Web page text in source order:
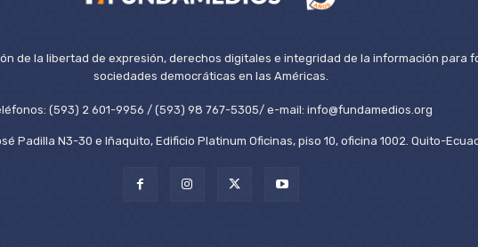
de la libertad de expresión, derechos digitales e integridad de la información para
sociedades democráticas en las Américas.
(593) 2 601-9956 / (593) 98 767-5305/ e-mail: info@fundamedios.org
Padilla N3-30 e Iñaquito, Edificio Platinum Oficinas, piso 10, oficina 1002. Quito-